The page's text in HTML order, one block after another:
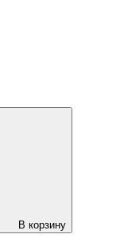
В корзину